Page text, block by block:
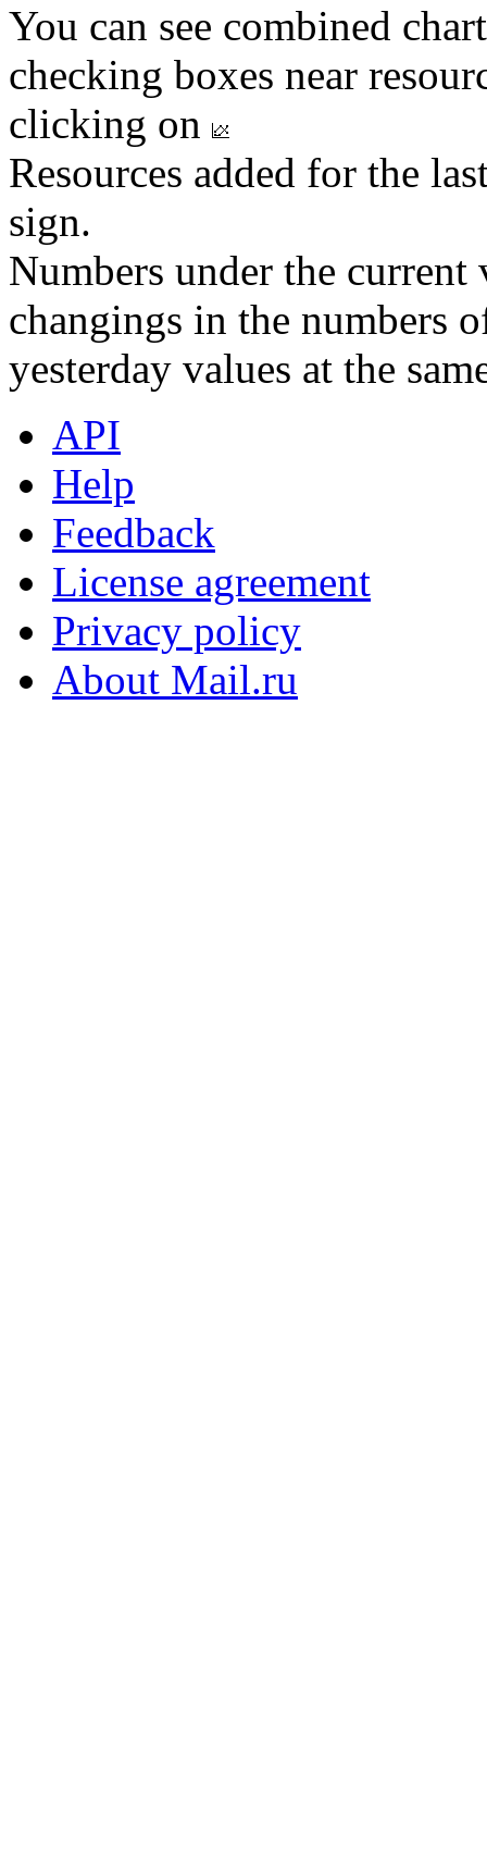
You can see combined
checking boxes near
clicking on
Resources added for the
sign.
Numbers under the
changings in the numbers
yesterday values at the
API
Help
Feedback
License agreement
Privacy policy
About Mail.ru